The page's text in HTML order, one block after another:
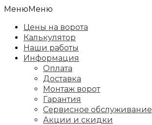
МенюМеню
Цены на ворота
Калькулятор
Наши работы
Информация
Оплата
Доставка
Монтаж ворот
Гарантия
Сервисное обслуживание
Акции и скидки